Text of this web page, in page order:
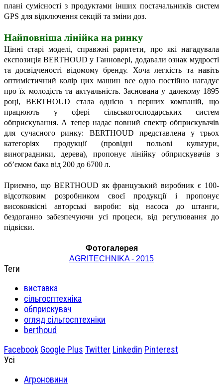
плані сумісності з продуктами інших постачальників систем
GPS для відключення секцій та зміни доз.
Найповніша лінійка на ринку
Цінні старі моделі, справжні раритети, про які нагадувала
експозиція BERTHOUD у Ганновері, додавали ознак мудрості
та досвідченості відомому бренду. Хоча легкість та навіть
оптимістичний колір цих машин все одно постійно нагадує
про їх молодість та актуальність. Заснована у далекому 1895
році, BERTHOUD стала однією з перших компаній, що
працюють у сфері сільськогосподарських систем
обприскування. А тепер надає повний спектр обприскувачів
для сучасного ринку: BERTHOUD представлена у трьох
категоріях продукції (провідні польові культури,
виноградники, дерева), пропонує лінійку обприскувачів з
об’ємом бака від 200 до 6700 л.
Приємно, що BERTHOUD як французький виробник є 100-
відсотковим розробником своєї продукції і пропонує
високоякісні авторські вироби: від насоса до штанги,
бездоганно забезпечуючи усі процеси, від регулювання до
підвіски.
Фотогалерея
AGRITECHNIKA - 2015
Теги
виставка
сільгосптехніка
обприскувач
огляд сільгосптехніки
berthoud
Facebook Google Plus Twitter Linkedin Pinterest
Усі
Агроновини